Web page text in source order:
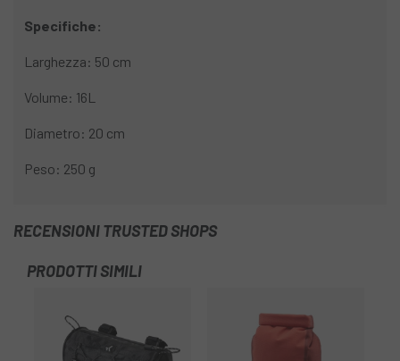
Specifiche:
Larghezza: 50 cm
Volume: 16L
Diametro: 20 cm
Peso: 250 g
RECENSIONI TRUSTED SHOPS
PRODOTTI SIMILI